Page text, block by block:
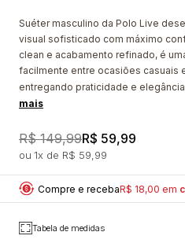
Suéter masculino da Polo Live
visual sofisticado com máximo
clean e acabamento refinado, é
facilmente entre ocasiões casuais
entregando praticidade e
mais
R$ 149,99R$ 59,99
1x R$ 59,99
Compre e recebaR$ 18,00 em
Tabela de medidas